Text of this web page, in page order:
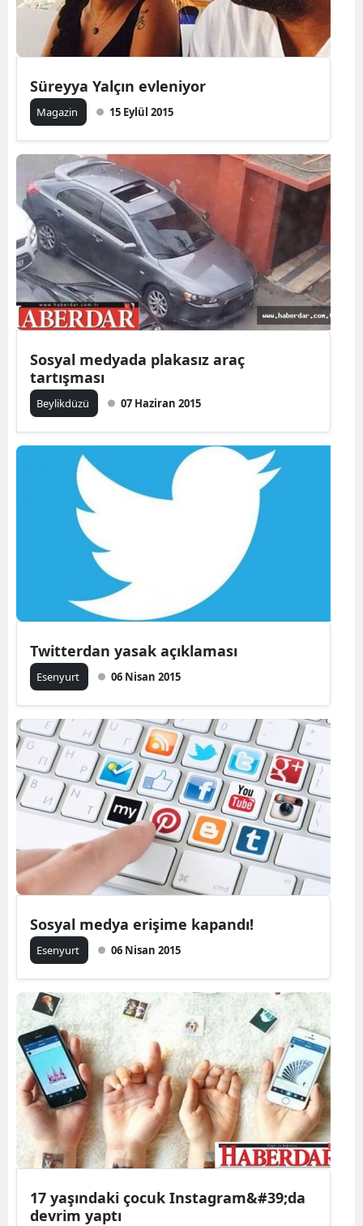
Süreyya Yalçın evleniyor
Magazin 15 Eylül 2015
Sosyal medyada plakasız araç
tartışması
Beylikdüzü 07 Haziran 2015
Twitterdan yasak açıklaması
Esenyurt 06 Nisan 2015
Sosyal medya erişime kapandı!
Esenyurt 06 Nisan 2015
17 yaşındaki çocuk Instagram&#39;da
devrim yaptı